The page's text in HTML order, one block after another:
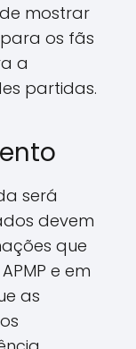
mostrar
os fãs
a
partidas.
será
devem
que
e em
as